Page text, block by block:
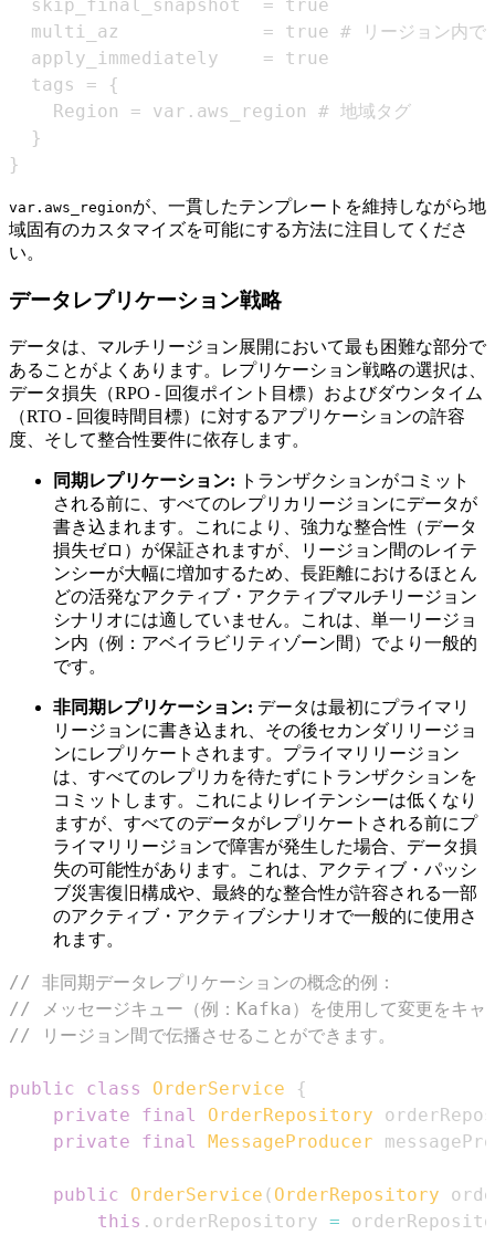
}
var.aws_regionが、一貫したテンプレートを維持しながら地
域固有のカスタマイズを可能にする方法に注目してくださ
い。
データレプリケーション戦略
データは、マルチリージョン展開において最も困難な部分で
あることがよくあります。レプリケーション戦略の選択は、
データ損失（RPO - 回復ポイント目標）およびダウンタイム
（RTO - 回復時間目標）に対するアプリケーションの許容
度、そして整合性要件に依存します。
同期レプリケーション: トランザクションがコミット
される前に、すべてのレプリカリージョンにデータが
書き込まれます。これにより、強力な整合性（データ
損失ゼロ）が保証されますが、リージョン間のレイテ
ンシーが大幅に増加するため、長距離におけるほとん
どの活発なアクティブ・アクティブマルチリージョン
シナリオには適していません。これは、単一リージョ
ン内（例：アベイラビリティゾーン間）でより一般的
です。
非同期レプリケーション: データは最初にプライマリ
リージョンに書き込まれ、その後セカンダリリージョ
ンにレプリケートされます。プライマリリージョン
は、すべてのレプリカを待たずにトランザクションを
コミットします。これによりレイテンシーは低くなり
ますが、すべてのデータがレプリケートされる前にプ
ライマリリージョンで障害が発生した場合、データ損
失の可能性があります。これは、アクティブ・パッシ
ブ災害復旧構成や、最終的な整合性が許容される一部
のアクティブ・アクティブシナリオで一般的に使用さ
れます。
// 非同期データレプリケーションの概念的例：
// メッセージキュー（例：Kafka）を使用して変更をキャ
// リージョン間で伝播させることができます。
public class OrderService
{
private
final OrderRepository
private
final MessageProducer
public OrderService ( OrderRepository
this . orderRepository =